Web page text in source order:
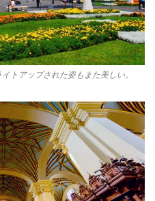
トアップされた姿もまた美しい。